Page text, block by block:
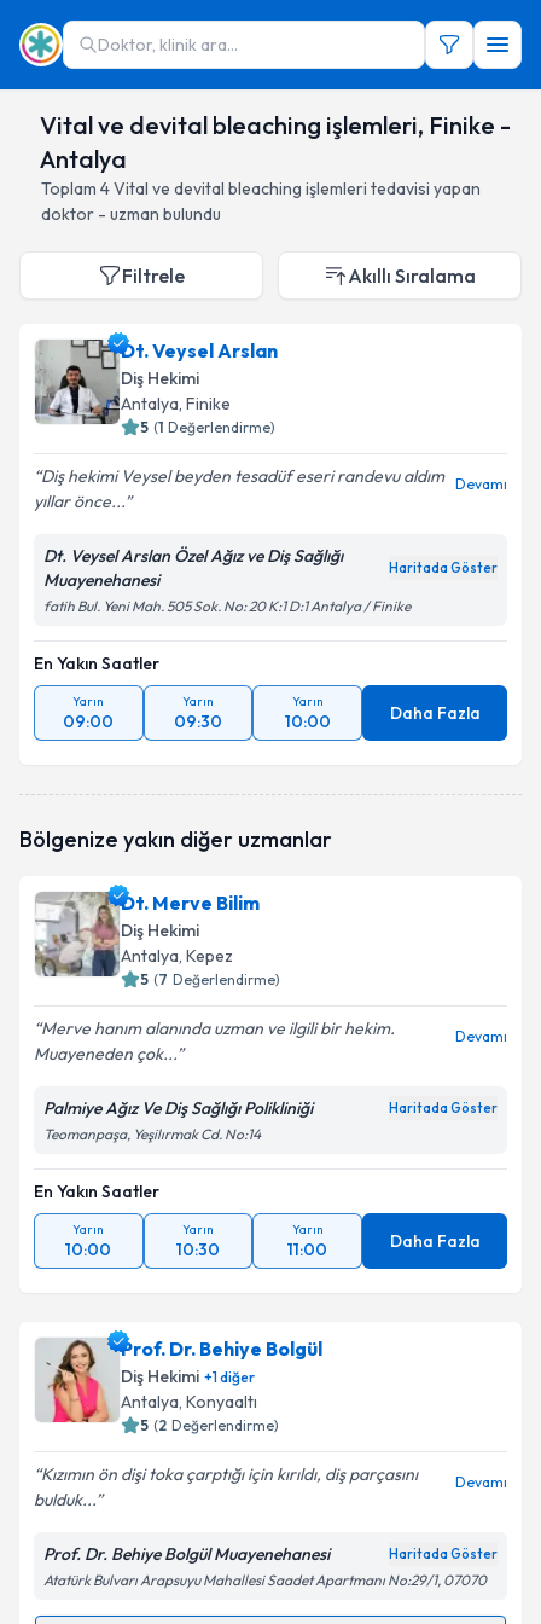
Doktor, klinik ara...
Vital ve devital bleaching işlemleri, Finike -
Antalya
Toplam 4Vital ve devital bleaching işlemleri tedavisi yapan
doktor - uzman bulundu
Filtrele Akıllı Sıralama
Dt. Veysel Arslan
Diş Hekimi
Antalya, Finike
5 (1 Değerlendirme)
Diş hekimi Veysel beyden tesadüf eseri randevu aldım
yıllar önce...
Devamı
Dt. Veysel Arslan Özel Ağız ve Diş Sağlığı
Muayenehanesi
Haritada Göster
fatih Bul. Yeni Mah. 505 Sok. No: 20 K:1 D:1 Antalya / Finike
En Yakın Saatler
Yarın
09:00
Yarın
09:30
Yarın
10:00 Daha Fazla
Bölgenize yakın diğer uzmanlar
Dt. Merve Bilim
Diş Hekimi
Antalya, Kepez
5 (7 Değerlendirme)
Merve hanım alanında uzman ve ilgili bir hekim.
Muayeneden çok...
Devamı
Palmiye Ağız Ve Diş Sağlığı Polikliniği Haritada Göster
Teomanpaşa, Yeşilırmak Cd. No:14
En Yakın Saatler
Yarın
10:00
Yarın
10:30
Yarın
11:00 Daha Fazla
Prof. Dr. Behiye Bolgül
Diş Hekimi +1diğer
Antalya, Konyaaltı
5 (2 Değerlendirme)
Kızımın ön dişi toka çarptığı için kırıldı, diş parçasını
bulduk...
Devamı
Prof. Dr. Behiye Bolgül Muayenehanesi Haritada Göster
Atatürk Bulvarı Arapsuyu Mahallesi Saadet Apartmanı No:29/1, 07070